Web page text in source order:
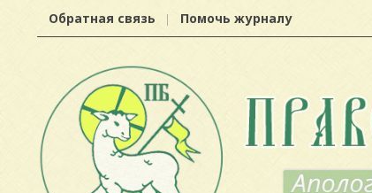
Обратная связь Помочь журналу